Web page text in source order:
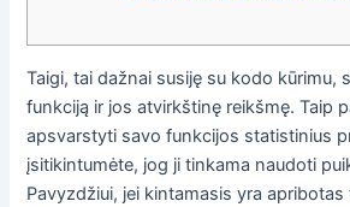
Taigi, tai dažnai susiję su kodo kūrimu,
funkciją ir jos atvirkštinę reikšmę. Taip
apsvarstyti savo funkcijos statistinius
įsitikintumėte, jog ji tinkama naudoti
Pavyzdžiui, jei kintamasis yra apribotas